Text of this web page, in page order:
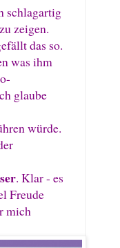
schlagartig
zeigen.
das so.
was ihm
glaube
würde.
. Klar - es
Freude
mich